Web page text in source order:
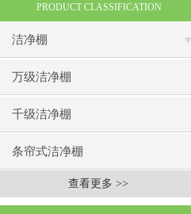
PRODUCT CLASSIFICATION
洁净棚
万级洁净棚
千级洁净棚
条帘式洁净棚
查看更多 >>